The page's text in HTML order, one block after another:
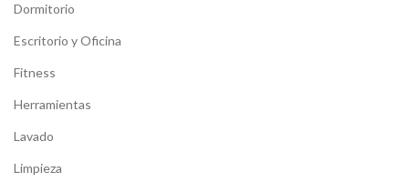
Dormitorio
Escritorio y Oficina
Fitness
Herramientas
Lavado
Limpieza